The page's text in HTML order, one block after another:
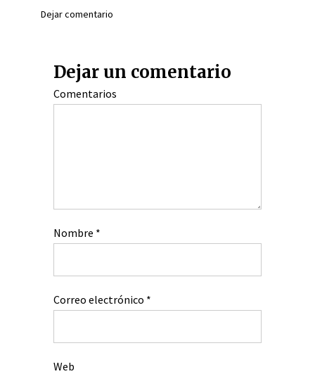
Dejar comentario
Dejar un comentario
Comentarios
Nombre *
Correo electrónico *
Web